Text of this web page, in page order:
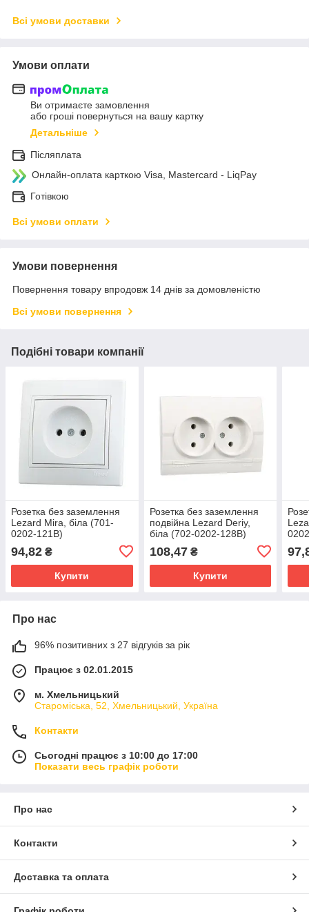
Всі умови доставки
Умови оплати
Ви отримаєте замовлення
або гроші повернуться на вашу картку
Детальніше
Післяплата
Онлайн-оплата карткою Visa, Mastercard - LiqPay
Готівкою
Всі умови оплати
Умови повернення
Повернення товару впродовж 14 днів за домовленістю
Всі умови повернення
Подібні товари компанії
Розетка без заземлення
Lezard Mira, біла (701-
0202-121B)
94,82 ₴
Купити
Розетка без заземлення
подвійна Lezard Deriy,
біла (702-0202-128В)
108,47₴
Купити
Про нас
96% позитивних з 27 відгуків за рік
Працює з 02.01.2015
м. Хмельницький
Староміська, 52, Хмельницький, Україна
Контакти
Сьогодні працює з 10:00 до 17:00
Показати весь графік роботи
Про нас
Контакти
Доставка та оплата